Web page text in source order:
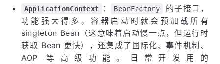
ApplicationContext ： BeanFactory
的子接口，
功能强大得多。容器启动时就会预加载所有
singleton Bean（这意味着启动慢一点，但运行时
获取 Bean 更快），还集成了国际化、事件机制、
AOP 等高级功能。日常开发用的